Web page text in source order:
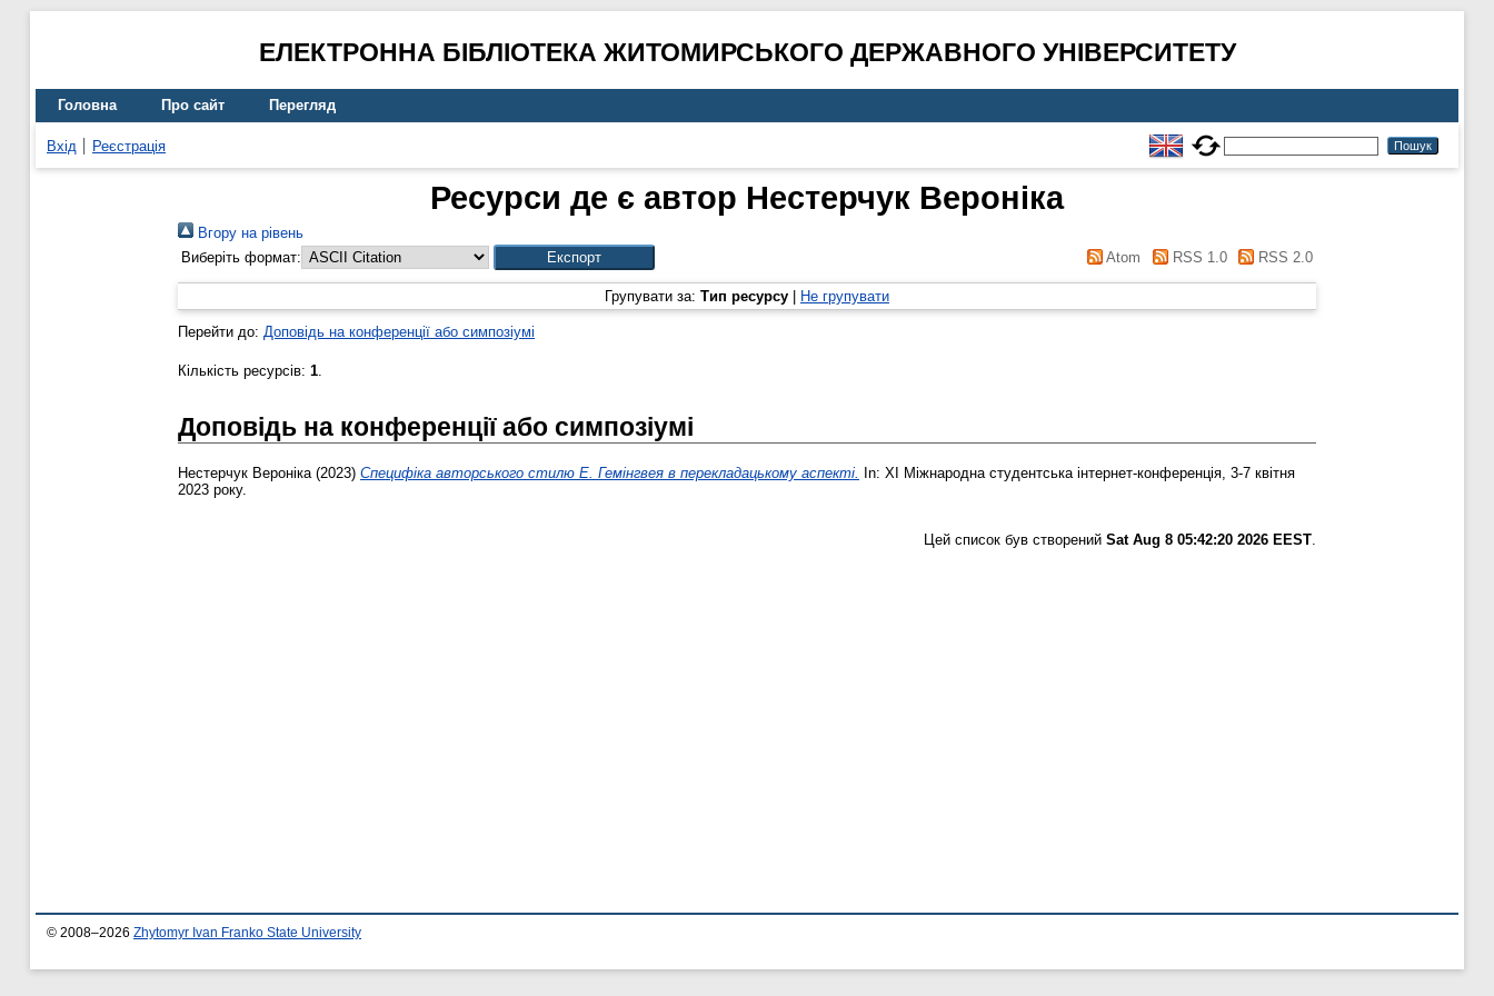
ЕЛЕКТРОННА БІБЛІОТЕКА ЖИТОМИРСЬКОГО ДЕРЖАВНОГО УНІВЕРСИТЕТУ
Головна Про сайт Перегляд
Вхід Реєстрація
Ресурси де є автор Нестерчук Вероніка
Вгору на рівень
Виберіть формат:
Atom RSS 1.0 RSS 2.0
Групувати за: Тип ресурсу Не групувати
Перейти до: Доповідь на конференції або симпозіумі
Кількість ресурсів: 1.
Доповідь на конференції або симпозіумі
Нестерчук Вероніка(2023) Специфіка авторського стилю Е. Гемінгвея в перекладацькому аспекті.
In: ХІ Міжнародна студентська інтернет-конференція, 3-7 квітня
2023 року.
Цей список був створений Sat Aug 8 05:42:20 2026 EEST.
© 2008–2026 Zhytomyr Ivan Franko State University